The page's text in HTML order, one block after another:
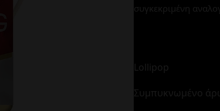
συγκεκριμένη
Lollipop
Συμπυκνωμένο